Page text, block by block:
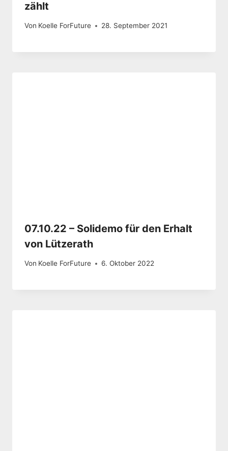
zählt
Von Koelle ForFuture 28. September 2021
07.10.22 – Solidemo für den Erhalt
von Lützerath
Von Koelle ForFuture 6. Oktober 2022